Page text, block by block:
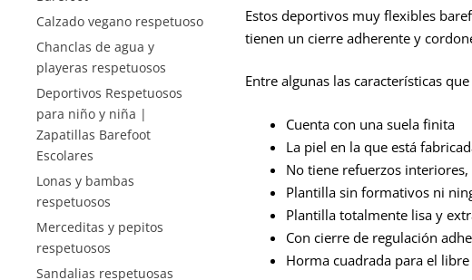
Estos deportivos muy flexibles
tienen un cierre adherente y
Entre algunas las características
Cuenta con una suela finita
La piel en la que está
No tiene refuerzos
Plantilla sin formativos ni
Plantilla totalmente lisa y
Con cierre de regulación
Horma cuadrada para el
Calzado vegano respetuoso
Chanclas de agua y
playeras respetuosos
Deportivos Respetuosos
para niño y niña |
Zapatillas Barefoot
Escolares
Lonas y bambas
respetuosos
Merceditas y pepitos
respetuosos
Sandalias respetuosas